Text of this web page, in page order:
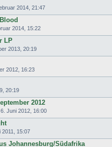
2014, 21:47
2014, 15:22
LP
2013, 20:19
2012, 16:23
20:19
2012
Juni 2012, 16:00
2011, 15:07
Johannesburg/Südafrika